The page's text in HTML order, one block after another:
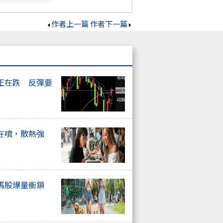
作者上一篇作者下一篇
在跌 反彈要
噴，散熱強
股爆量衝鎖